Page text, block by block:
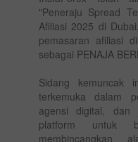
"Peneraju Spread
Afiliasi 2025 di
pemasaran afiliasi
sebagai PENAJA
Sidang kemuncak
terkemuka dalam
agensi digital, dan
platform untuk
membincangkan